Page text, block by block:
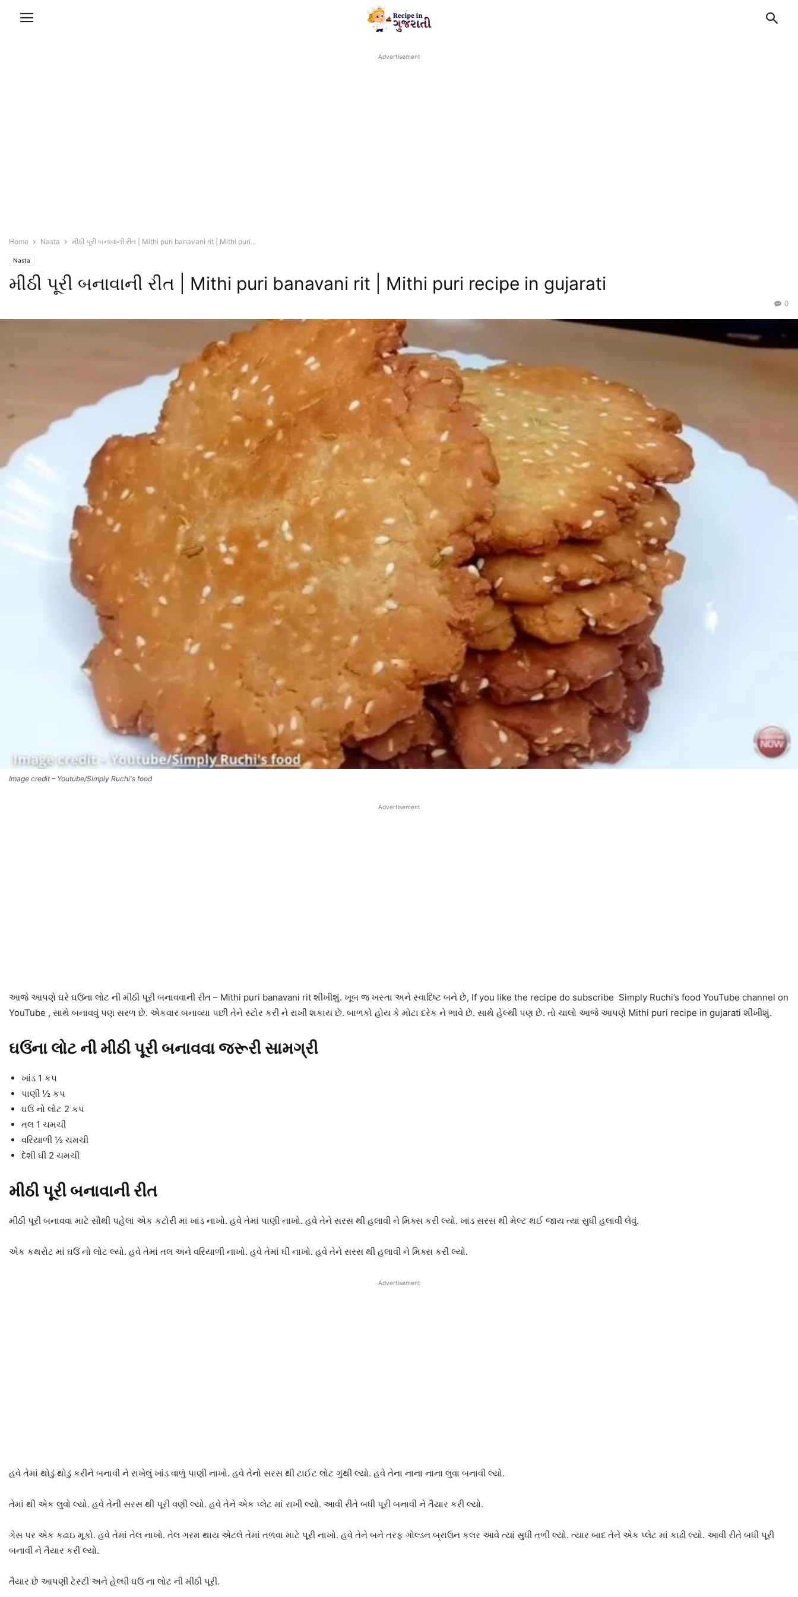
Advertisement
Home Nasta મીઠી પૂરી બનાવાની રીત | Mithi puri banavani rit | Mithi puri...
Nasta
મીઠી પૂરી બનાવાની રીત | Mithi puri banavani rit | Mithi puri recipe in gujarati
0
Image credit – Youtube/Simply Ruchi's food
Advertisement
આજે આપણે ઘરે ઘઉંના લોટ ની મીઠી પૂરી બનાવવાની રીત – Mithi puri banavani rit શીખીશું. ખૂબ જ ખસ્તા અને સ્વાદિષ્ટ બને છે, If you like the recipe do subscribe Simply Ruchi’s food YouTube channel on
YouTube , સાથે બનાવવું પણ સરળ છે. એકવાર બનાવ્યા પછી તેને સ્ટોર કરી ને રાખી શકાય છે. બાળકો હોય કે મોટા દરેક ને ભાવે છે. સાથે હેલ્થી પણ છે. તો ચાલો આજે આપણે Mithi puri recipe in gujarati શીખીશું.
ઘઉંના લોટ ની મીઠી પૂરી બનાવવા જરૂરી સામગ્રી
ખાંડ 1 કપ
પાણી ½ કપ
ઘઉં નો લોટ 2 કપ
તલ 1 ચમચી
વરિયાળી ½ ચમચી
દેશી ઘી 2 ચમચી
મીઠી પૂરી બનાવાની રીત
મીઠી પૂરી બનાવવા માટે સૌથી પહેલાં એક કટોરી માં ખાંડ નાખો. હવે તેમાં પાણી નાખો. હવે તેને સરસ થી હલાવી ને મિક્સ કરી લ્યો. ખાંડ સરસ થી મેલ્ટ થઈ જાય ત્યાં સુધી હલાવી લેવું.
એક કથરોટ માં ઘઉં નો લોટ લ્યો. હવે તેમાં તલ અને વરિયાળી નાખો. હવે તેમાં ઘી નાખો. હવે તેને સરસ થી હલાવી ને મિક્સ કરી લ્યો.
Advertisement
હવે તેમાં થોડું થોડું કરીને બનાવી ને રાખેલું ખાંડ વાળું પાણી નાખો. હવે તેનો સરસ થી ટાઈટ લોટ ગુંથી લ્યો. હવે તેના નાના નાના લુવા બનાવી લ્યો.
તેમાં થી એક લુવો લ્યો. હવે તેની સરસ થી પૂરી વણી લ્યો. હવે તેને એક પ્લેટ માં રાખી લ્યો. આવી રીતે બધી પૂરી બનાવી ને તૈયાર કરી લ્યો.
ગેસ પર એક કઢાઇ મૂકો. હવે તેમાં તેલ નાખો. તેલ ગરમ થાય એટલે તેમાં તળવા માટે પૂરી નાખો. હવે તેને બને તરફ ગોલ્ડન બ્રાઉન કલર આવે ત્યાં સુધી તળી લ્યો. ત્યાર બાદ તેને એક પ્લેટ માં કાઢી લ્યો. આવી રીતે બધી પૂરી
બનાવી ને તૈયાર કરી લ્યો.
તૈયાર છે આપણી ટેસ્ટી અને હેલ્ધી ઘઉં ના લોટ ની મીઠી પૂરી.